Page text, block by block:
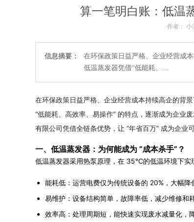
算一笔明白账：低温
作者： 小
信息摘要：
在环保政策日益严格、企业经营成
低温蒸发器凭借“低能耗、…
在环保政策日益严格、企业经营成本持续高企的背
“低能耗、高效率、易操作” 的特点，逐渐成为企业
有限公司凭借全链条优势，让 “年省百万” 成为企业
一、低温蒸发器：为何能成为 “成本杀手”？
低温蒸发器采用热泵原理，在 35℃的低温环境下实
能耗低：运营电费仅为传统设备的 20%，大幅降
易维护：设备结构简单，故障率低，减少维修和
效率高：处理周期短，能快速实现废水减量化，